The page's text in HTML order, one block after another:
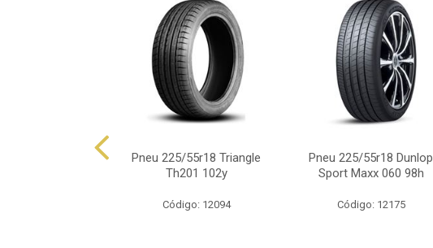
Pneu 225/55r18 Triangle
Th201 102y
Código: 12094
Pneu 225/55r18 Dunlop
Sport Maxx 060 98h
Código: 12175